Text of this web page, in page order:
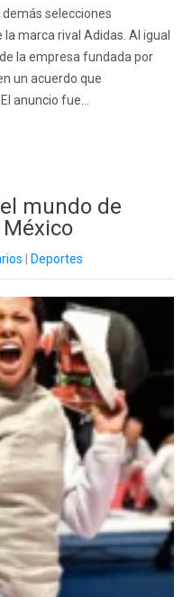
selecciones
marca rival Adidas. Al igual
la empresa fundada por
un acuerdo que
anuncio fue...
mundo de
Deportes